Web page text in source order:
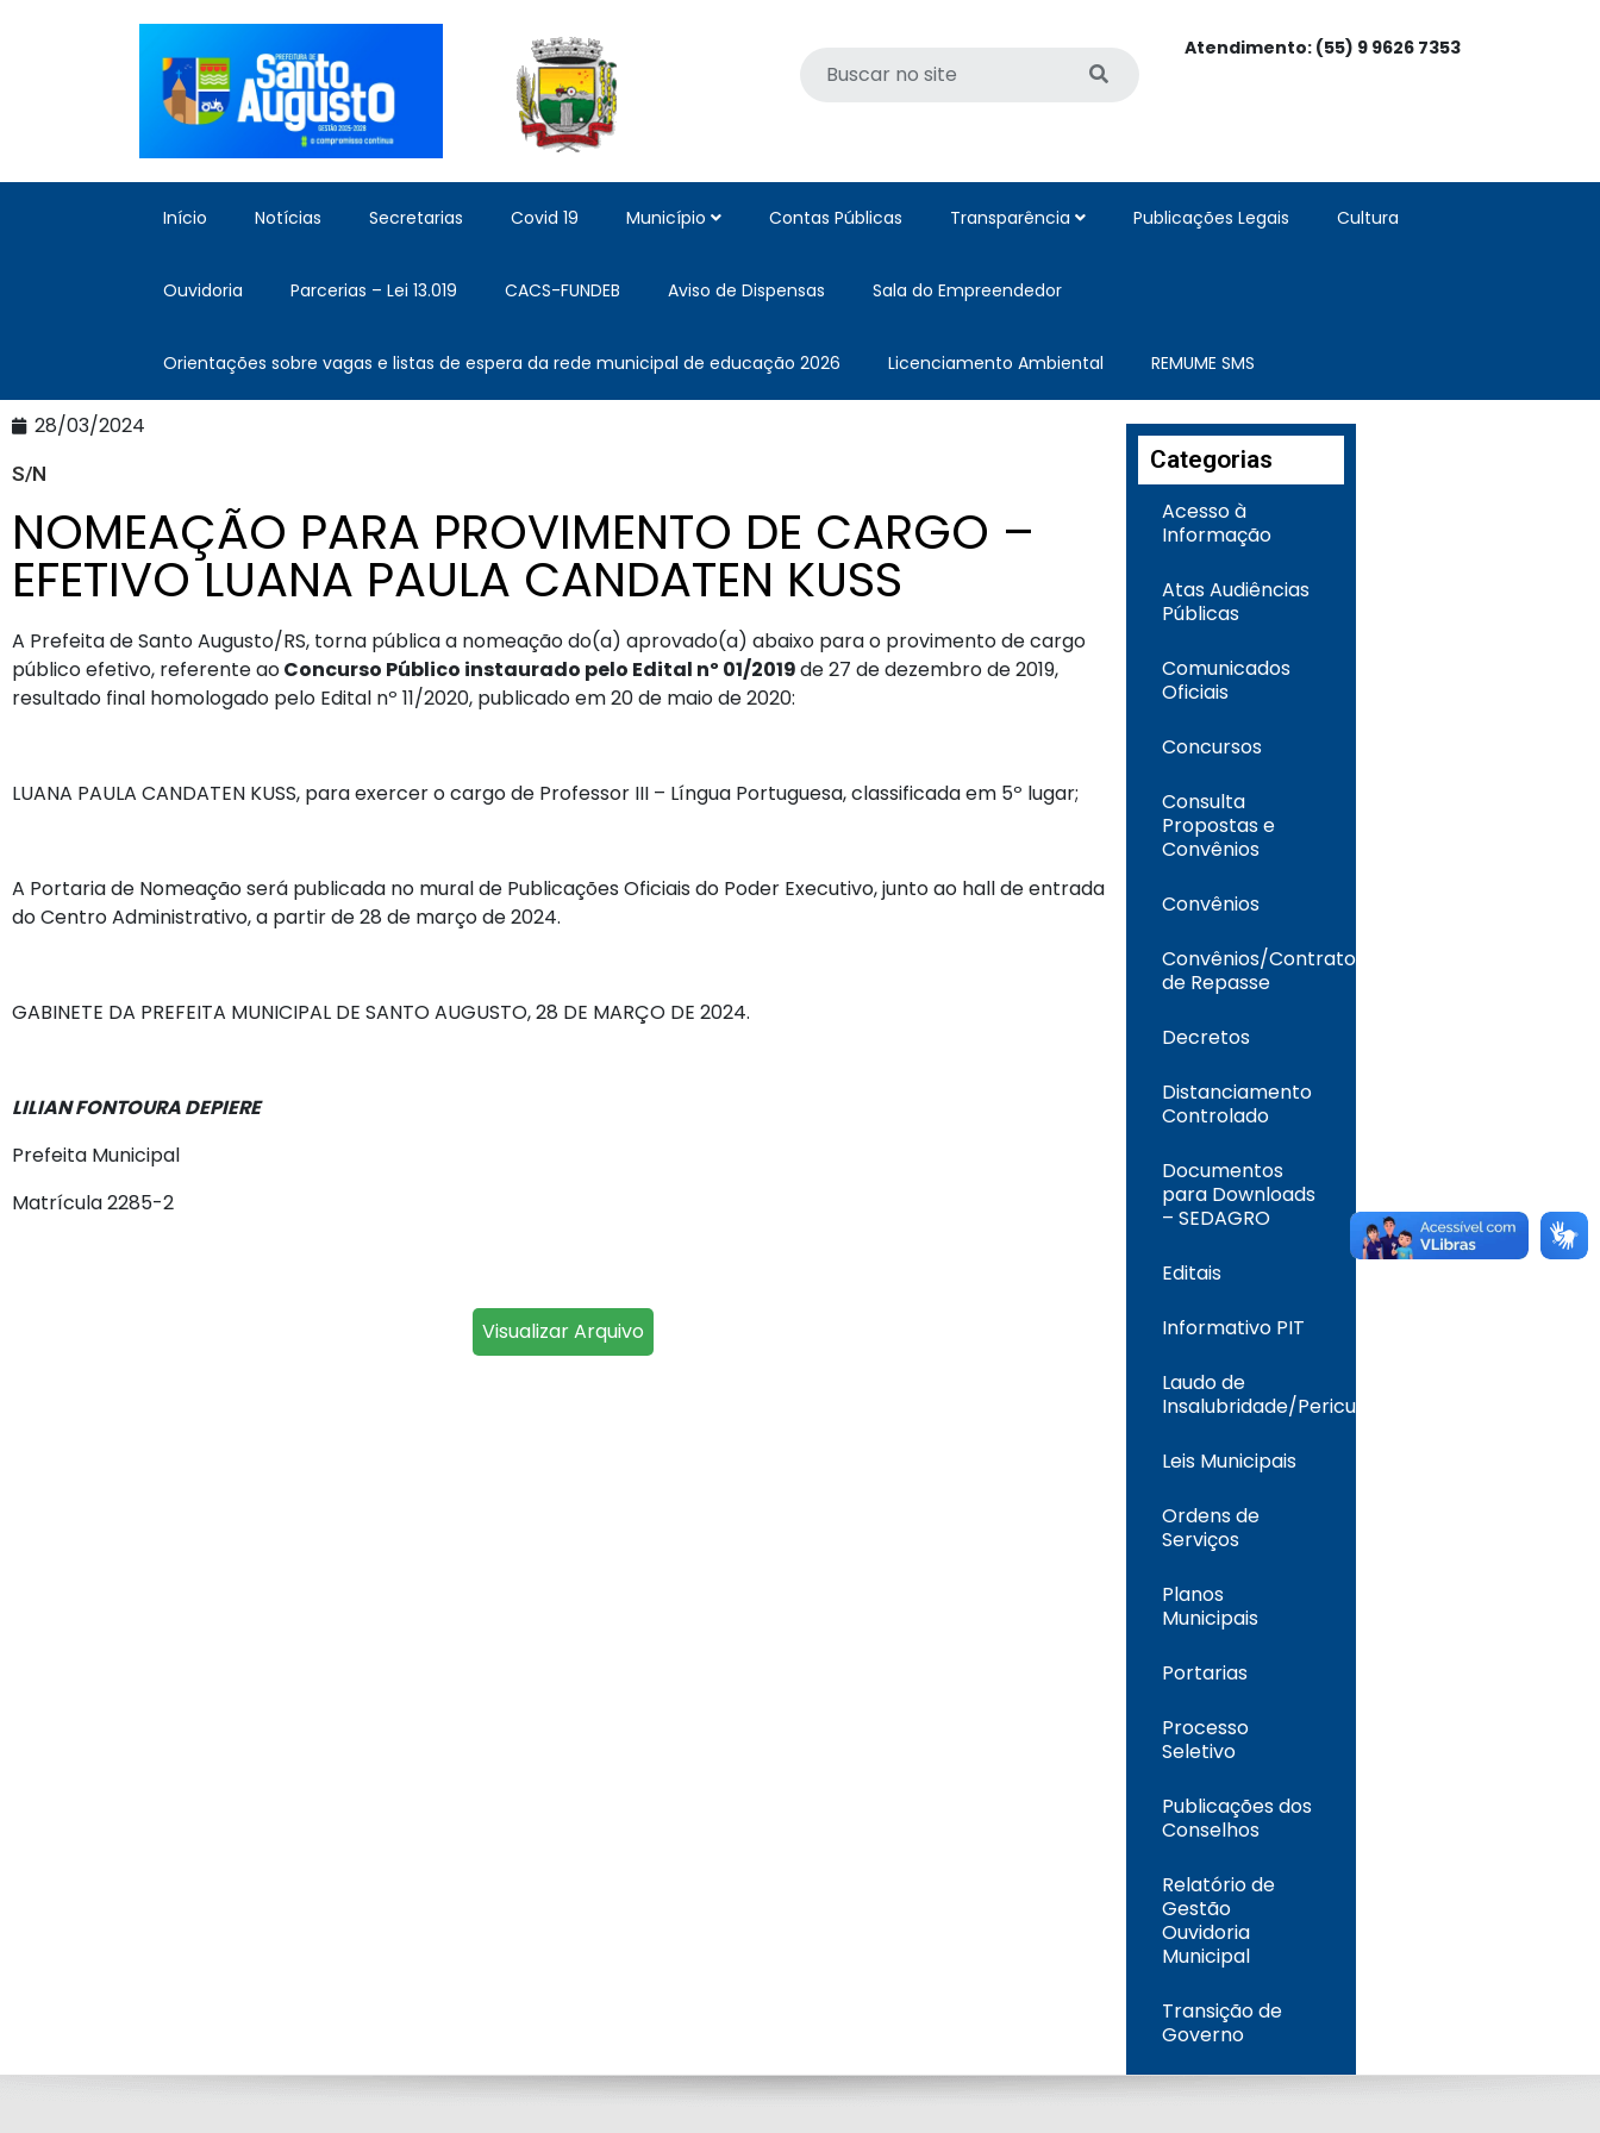
Atendimento: (55) 9 9626 7353
Início Notícias Secretarias Covid 19 Município Contas Públicas Transparência Publicações Legais Cultura
Ouvidoria Parcerias – Lei 13.019 CACS-FUNDEB Aviso de Dispensas Sala do Empreendedor
Orientações sobre vagas e listas de espera da rede municipal de educação 2026 Licenciamento Ambiental REMUME SMS
28/03/2024
S/N
NOMEAÇÃO PARA PROVIMENTO DE CARGO –
EFETIVO LUANA PAULA CANDATEN KUSS
A Prefeita de Santo Augusto/RS, torna pública a nomeação do(a) aprovado(a) abaixo para o provimento de cargo
público efetivo, referente aoConcurso Público instaurado pelo Edital nº 01/2019de 27 de dezembro de 2019,
resultado final homologado pelo Edital nº 11/2020, publicado em 20 de maio de 2020:
LUANA PAULA CANDATEN KUSS, para exercer o cargo de Professor III – Língua Portuguesa, classificada em 5º lugar;
A Portaria de Nomeação será publicada no mural de Publicações Oficiais do Poder Executivo, junto ao hall de entrada
do Centro Administrativo, a partir de 28 de março de 2024.
GABINETE DA PREFEITA MUNICIPAL DE SANTO AUGUSTO, 28 DE MARÇO DE 2024.
LILIAN FONTOURA DEPIERE
Prefeita Municipal
Matrícula 2285-2
Visualizar Arquivo
Categorias
Acesso à
Informação
Atas Audiências
Públicas
Comunicados
Oficiais
Concursos
Consulta
Propostas e
Convênios
Convênios
Convênios/Contrato
de Repasse
Decretos
Distanciamento
Controlado
Documentos
para Downloads
– SEDAGRO
Editais
Informativo PIT
Laudo de
Insalubridade/Periculosidade
Leis Municipais
Ordens de
Serviços
Planos
Municipais
Portarias
Processo
Seletivo
Publicações dos
Conselhos
Relatório de
Gestão
Ouvidoria
Municipal
Transição de
Governo